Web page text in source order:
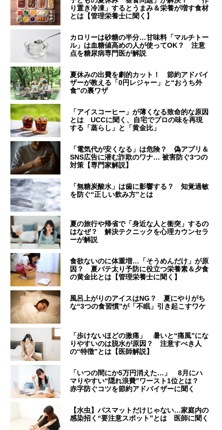
り置き冷凍」するとうまみ＆栄養が増す食材
とは【管理栄養士に聞く】
カロリーは砂糖の半分…甘味料「マルチトー
ル」は血糖値高めの人が使ってOK？ 注意
点を糖尿病専門医が解説
夏休みの出費を劇的カット！ 節約アドバイ
ザーが教える「0円レジャー」と“おうち外
食”の裏ワザ
「アイスコーヒー」が薄くなる致命的な原因
とは UCCに聞く、自宅でプロの味を再現
する「蒸らし」と「黄金比」
「電気代が安くなる」は危険？ 偽アプリ＆
SNS広告に潜む詐欺のワナ… 被害防ぐ3つの
対策【専門家解説】
「無糖炭酸水」は歯に影響する？ 知覚過敏
を防ぐ“正しい飲み方”とは
夏の旅行や帰省で「身近な人と衝突」するの
はなぜ？ 解決テクニックを心理カウンセラ
ーが解説
食欲ないのに体重増…「そうめんだけ」が原
因？ 夏バテ太り予防に役立つ栄養素＆夕食
の黄金比とは【管理栄養士に聞く】
風呂上がりのアイスはNG？ 夏にやりがち
な“3つの食習慣”が「不眠」引き起こすワケ
「歩けないほどの激痛」 暑いと“痛風”にな
りやすいのは脱水が原因？ 注意すべき人
の“特徴”とは【医師解説】
「いつの間にか5万円消えた…」 8月にハ
マりやすい“隠れ浪費”ワースト1位とは？
赤字防ぐコツを節約アドバイザーに聞く
【水虫】バスマットだけじゃない…家庭内の
感染招く“要注意スポット”とは 医師に聞く